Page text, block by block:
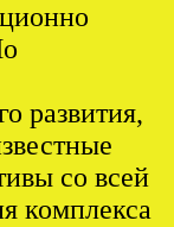
развития,
со всей
комплекса